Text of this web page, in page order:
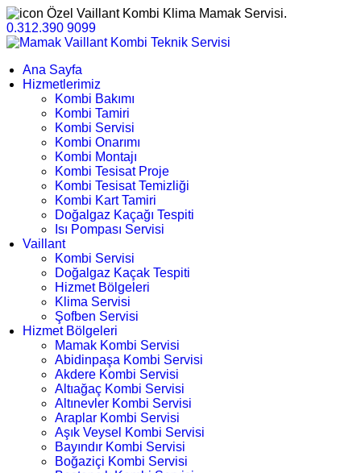
Özel Vaillant Kombi Klima Mamak Servisi.
0.312.390 9099
Ana Sayfa
Hizmetlerimiz
Kombi Bakımı
Kombi Tamiri
Kombi Servisi
Kombi Onarımı
Kombi Montajı
Kombi Tesisat Proje
Kombi Tesisat Temizliği
Kombi Kart Tamiri
Doğalgaz Kaçağı Tespiti
Isı Pompası Servisi
Vaillant
Kombi Servisi
Doğalgaz Kaçak Tespiti
Hizmet Bölgeleri
Klima Servisi
Şofben Servisi
Hizmet Bölgeleri
Mamak Kombi Servisi
Abidinpaşa Kombi Servisi
Akdere Kombi Servisi
Altıağaç Kombi Servisi
Altınevler Kombi Servisi
Araplar Kombi Servisi
Aşık Veysel Kombi Servisi
Bayındır Kombi Servisi
Boğaziçi Kombi Servisi